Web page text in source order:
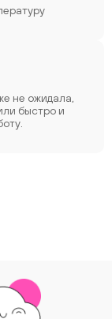
не ожидала,
быстро и